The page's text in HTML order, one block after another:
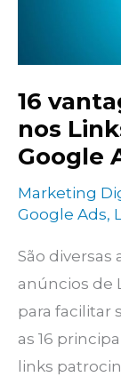
16
nos
Google
Marketing
Google Ads,
São diversas
anúncios de
para facilitar
as 16
links